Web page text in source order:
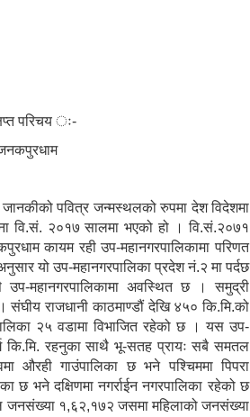
परिचय ः-
पवित्र जन्मस्थलको रुपमा देश विदेशमा
वि.सं. २०१७ सालमा भएको हो । वि.सं.२०७१
कायम रही उप-महानगरपालिकामा परिणत
यो उप-महानगरपालिका प्रदेश नं.२ मा पर्दछ
महानगरपालिकामा अवस्थित छ । समुद्री
राजधानी काठमाण्डौं देखि ४५० कि.मि.को
२५ वडामा विभाजित रहेको छ । यस उप-
कि.मि. रहनुका साथै भू-सतह प्रायः सबै समतल
औरही गाउंपालिका छ भने पश्चिममा पिपरा
छ भने दक्षिणमा नगर्राईन नगरपालिका रहेको छ
१,६२,१७२ जसमा महिलाको जनसंख्या